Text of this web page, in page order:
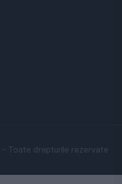
- Toate drepturile rezervate